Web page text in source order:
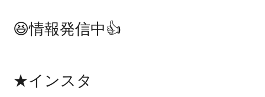
😆情報発信中👍
★インスタ